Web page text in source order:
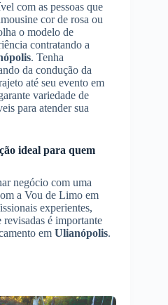
com as pessoas que
cor de rosa ou
o modelo de
contratando a
. Tenha
da condução da
até seu evento em
variedade de
para atender sua
ideal para quem
negócio com uma
a Vou de Limo em
experientes,
é importante
em Ulianópolis.